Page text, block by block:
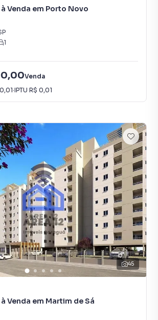
Venda em Porto Novo
1
Venda
·IPTU R$ 0,01
45
Venda em Martim de Sá